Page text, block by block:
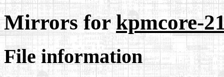
Mirrors forkpmcore-
File information